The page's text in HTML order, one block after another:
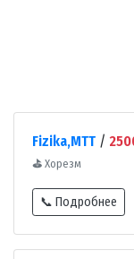
Fizika,MTT /
⛳ Хорезм
📞 Подробнее